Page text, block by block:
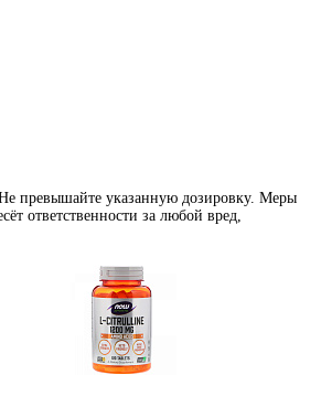
превышайте указанную дозировку. Меры
ответственности за любой вред,